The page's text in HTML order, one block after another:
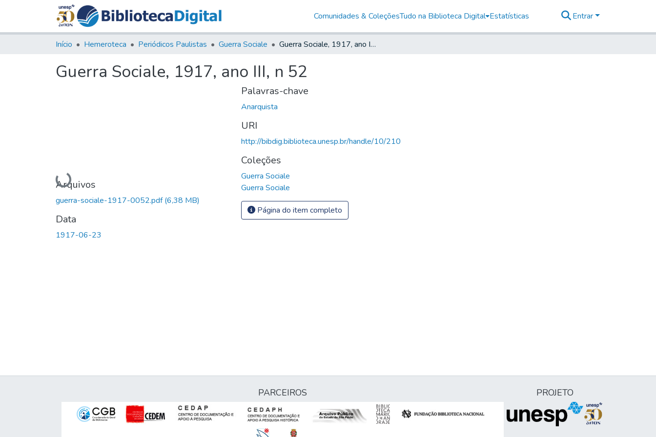
Comunidades & ColeçõesTudo na Biblioteca Digital Estatísticas Entrar
Início Hemeroteca Periódicos Paulistas Guerra Sociale Guerra Sociale, 1917, ano III, n 52
Guerra Sociale, 1917, ano III, n 52
Carregando...
Arquivos
guerra-sociale-1917-0052.pdf(6,38 MB)
Data
1917-06-23
Palavras-chave
Anarquista
URI
http://bibdig.biblioteca.unesp.br/handle/10/210
Coleções
Guerra Sociale
Guerra Sociale
Página do item completo
PARCEIROS PROJETO